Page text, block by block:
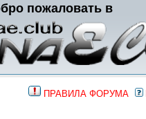
пожаловать в
ПРАВИЛА ФОРУМА